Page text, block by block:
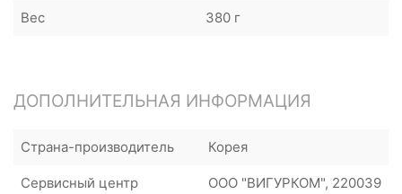
Вес 380 г
ДОПОЛНИТЕЛЬНАЯ ИНФОРМАЦИЯ
Страна-производитель Корея
Сервисный центр
ООО "ВИГУРКОМ", 220039